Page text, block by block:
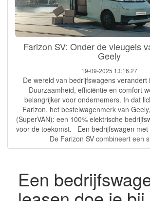
Farizon SV: Onder de vleugels
Geely
19-09-2025 13:16:27
De wereld van bedrijfswagens verandert
Duurzaamheid, efficiëntie en comfort
belangrijker voor ondernemers. In dat
Farizon, het bestelwagenmerk van
(SuperVAN): een 100% elektrische
voor de toekomst. Een bedrijfswagen met
De Farizon SV combineert een
Een